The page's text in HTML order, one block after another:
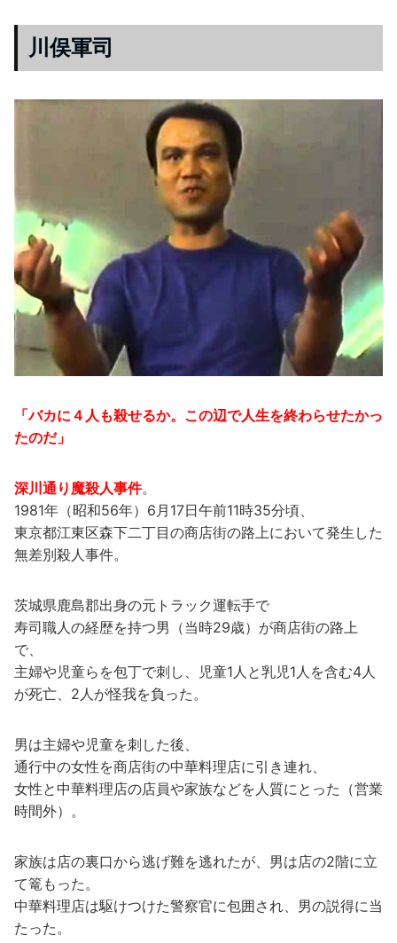
川俣軍司
「バカに４人も殺せるか。この辺で人生を終わらせたかっ
たのだ」
深川通り魔殺人事件。
1981年（昭和56年）6月17日午前11時35分頃、
東京都江東区森下二丁目の商店街の路上において発生した
無差別殺人事件。
茨城県鹿島郡出身の元トラック運転手で
寿司職人の経歴を持つ男（当時29歳）が商店街の路上
で、
主婦や児童らを包丁で刺し、児童1人と乳児1人を含む4人
が死亡、2人が怪我を負った。
男は主婦や児童を刺した後、
通行中の女性を商店街の中華料理店に引き連れ、
女性と中華料理店の店員や家族などを人質にとった（営業
時間外）。
家族は店の裏口から逃げ難を逃れたが、男は店の2階に立
て篭もった。
中華料理店は駆けつけた警察官に包囲され、男の説得に当
たった。